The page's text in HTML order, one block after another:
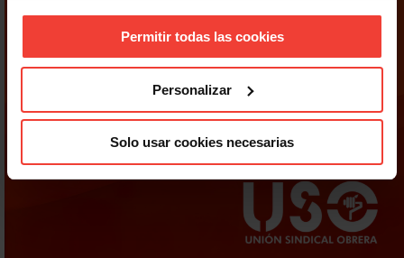
Permitir todas las cookies
Personalizar
Solo usar cookies necesarias